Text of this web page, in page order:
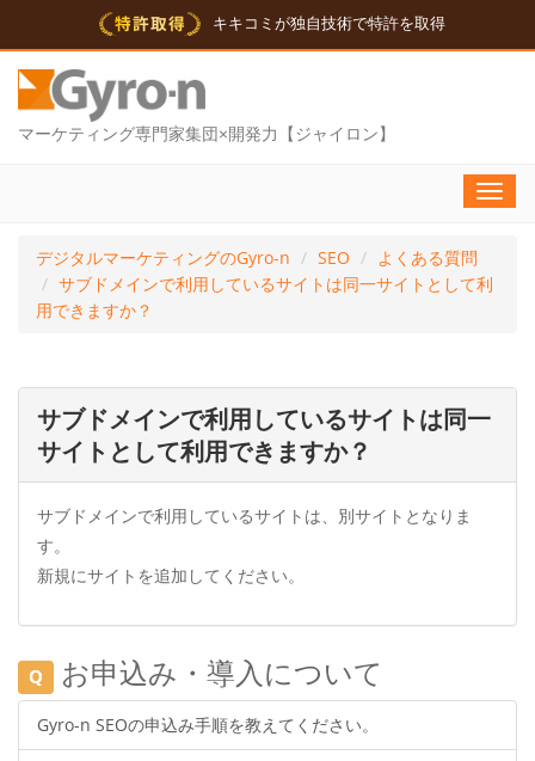
キキコミが独自技術で特許を取得
マーケティング専門家集団×開発力【ジャイロン】
デジタルマーケティングのGyro-n
SEO
よくある質問
サブドメインで利用しているサイトは同一サイトとして利
用できますか？
サブドメインで利用しているサイトは同一
サイトとして利用できますか？
サブドメインで利用しているサイトは、別サイトとなりま
す。
新規にサイトを追加してください。
Q お申込み・導入について
Gyro-n SEOの申込み手順を教えてください。